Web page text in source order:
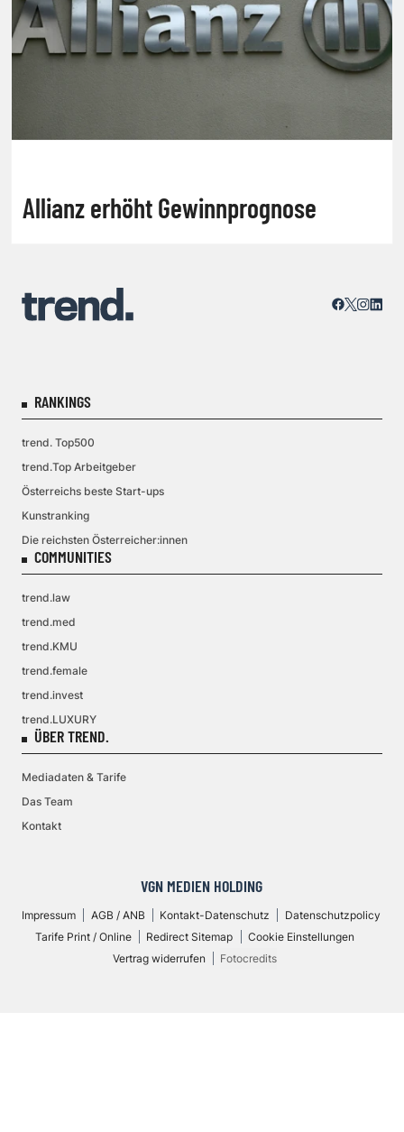
Allianz erhöht Gewinnprognose
RANKINGS
trend. Top500
trend.Top Arbeitgeber
Österreichs beste Start-ups
Kunstranking
Die reichsten Österreicher:innen
COMMUNITIES
trend.law
trend.med
trend.KMU
trend.female
trend.invest
trend.LUXURY
ÜBER TREND.
Mediadaten & Tarife
Das Team
Kontakt
VGN MEDIEN HOLDING
Impressum AGB / ANB Kontakt-Datenschutz
Datenschutzpolicy
Tarife Print / Online
Redirect Sitemap
Cookie Einstellungen
Vertrag widerrufen
Fotocredits